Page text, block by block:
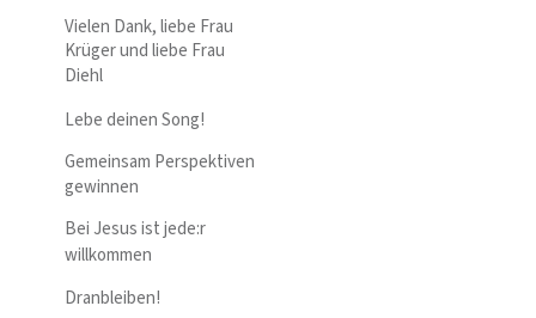
Vielen Dank, liebe Frau
Krüger und liebe Frau
Diehl
Lebe deinen Song!
Gemeinsam Perspektiven
gewinnen
Bei Jesus ist jede:r
willkommen
Dranbleiben!